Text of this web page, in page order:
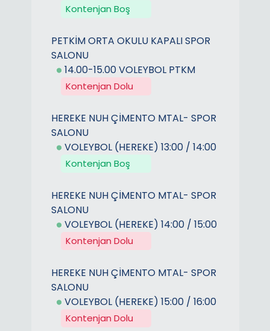
Kontenjan Boş
PETKİM ORTA OKULU KAPALI SPOR
SALONU
14.00-15.00 VOLEYBOL PTKM
Kontenjan Dolu
HEREKE NUH ÇİMENTO MTAL- SPOR
SALONU
VOLEYBOL (HEREKE) 13:00 / 14:00
Kontenjan Boş
HEREKE NUH ÇİMENTO MTAL- SPOR
SALONU
VOLEYBOL (HEREKE) 14:00 / 15:00
Kontenjan Dolu
HEREKE NUH ÇİMENTO MTAL- SPOR
SALONU
VOLEYBOL (HEREKE) 15:00 / 16:00
Kontenjan Dolu